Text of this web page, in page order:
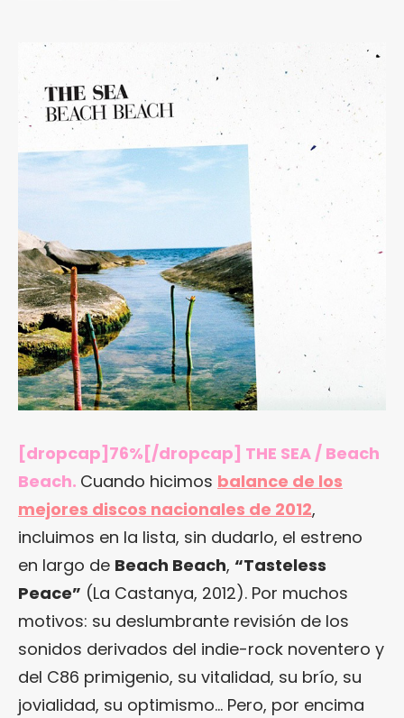
[dropcap]76%[/dropcap] THE SEA / Beach
Beach. Cuando hicimos balance de los
mejores discos nacionales de 2012,
incluimos en la lista, sin dudarlo, el estreno
en largo de Beach Beach, “Tasteless
Peace” (La Castanya, 2012). Por muchos
motivos: su deslumbrante revisión de los
sonidos derivados del indie-rock noventero y
del C86 primigenio, su vitalidad, su brío, su
jovialidad, su optimismo… Pero, por encima